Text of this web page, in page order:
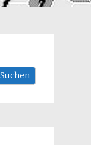
Suchen